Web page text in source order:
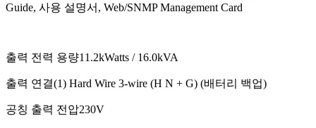
Guide, 사용 설명서, Web/SNMP Management Card
출력 전력 용량11.2kWatts / 16.0kVA
출력 연결(1) Hard Wire 3-wire (H N + G) (배터리 백업)
공칭 출력 전압230V